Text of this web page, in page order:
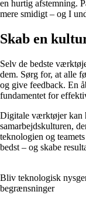
en hurtig afstemning.
mere smidigt – og I
Skab en
Selv de bedste
dem. Sørg for, at alle
og give feedback. En
fundamentet for
Digitale værktøjer kan
samarbejdskulturen,
teknologien og
bedst – og skabe
Bliv teknologisk
begrænsninger